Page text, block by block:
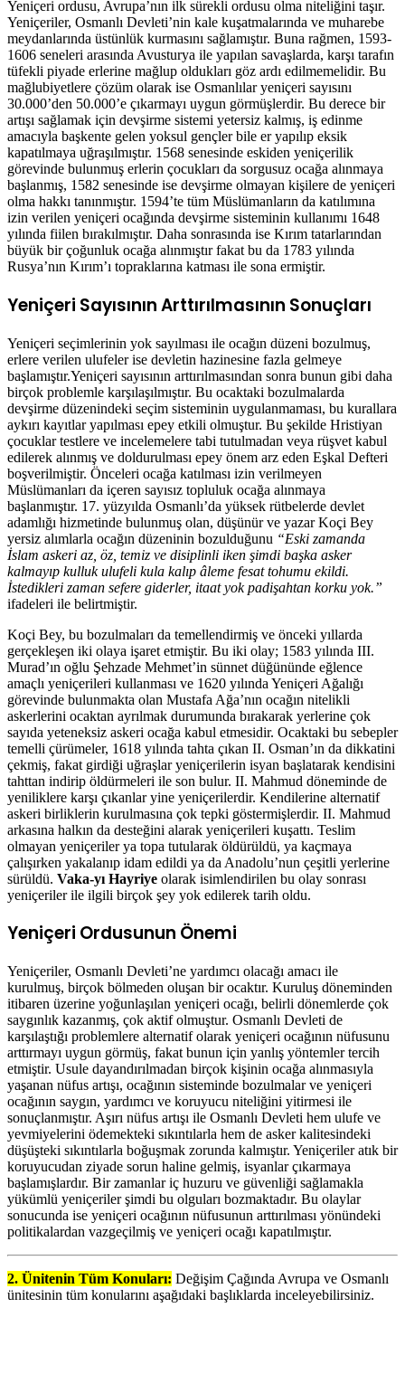
Yeniçeri ordusu, Avrupa’nın ilk sürekli ordusu olma niteliğini taşır.
Yeniçeriler, Osmanlı Devleti’nin kale kuşatmalarında ve muharebe
meydanlarında üstünlük kurmasını sağlamıştır. Buna rağmen, 1593-
1606 seneleri arasında Avusturya ile yapılan savaşlarda, karşı tarafın
tüfekli piyade erlerine mağlup oldukları göz ardı edilmemelidir. Bu
mağlubiyetlere çözüm olarak ise Osmanlılar yeniçeri sayısını
30.000’den 50.000’e çıkarmayı uygun görmüşlerdir. Bu derece bir
artışı sağlamak için devşirme sistemi yetersiz kalmış, iş edinme
amacıyla başkente gelen yoksul gençler bile er yapılıp eksik
kapatılmaya uğraşılmıştır. 1568 senesinde eskiden yeniçerilik
görevinde bulunmuş erlerin çocukları da sorgusuz ocağa alınmaya
başlanmış, 1582 senesinde ise devşirme olmayan kişilere de yeniçeri
olma hakkı tanınmıştır. 1594’te tüm Müslümanların da katılımına
izin verilen yeniçeri ocağında devşirme sisteminin kullanımı 1648
yılında fiilen bırakılmıştır. Daha sonrasında ise Kırım tatarlarından
büyük bir çoğunluk ocağa alınmıştır fakat bu da 1783 yılında
Rusya’nın Kırım’ı topraklarına katması ile sona ermiştir.
Yeniçeri Sayısının Arttırılmasının Sonuçları
Yeniçeri seçimlerinin yok sayılması ile ocağın düzeni bozulmuş,
erlere verilen ulufeler ise devletin hazinesine fazla gelmeye
başlamıştır.Yeniçeri sayısının arttırılmasından sonra bunun gibi daha
birçok problemle karşılaşılmıştır. Bu ocaktaki bozulmalarda
devşirme düzenindeki seçim sisteminin uygulanmaması, bu kurallara
aykırı kayıtlar yapılması epey etkili olmuştur. Bu şekilde Hristiyan
çocuklar testlere ve incelemelere tabi tutulmadan veya rüşvet kabul
edilerek alınmış ve doldurulması epey önem arz eden Eşkal Defteri
boşverilmiştir. Önceleri ocağa katılması izin verilmeyen
Müslümanları da içeren sayısız topluluk ocağa alınmaya
başlanmıştır. 17. yüzyılda Osmanlı’da yüksek rütbelerde devlet
adamlığı hizmetinde bulunmuş olan, düşünür ve yazar Koçi Bey
yersiz alımlarla ocağın düzeninin bozulduğunu “Eski zamanda
İslam askeri az, öz, temiz ve disiplinli iken şimdi başka asker
kalmayıp kulluk ulufeli kula kalıp âleme fesat tohumu ekildi.
İstedikleri zaman sefere giderler, itaat yok padişahtan korku yok.”
ifadeleri ile belirtmiştir.
Koçi Bey, bu bozulmaları da temellendirmiş ve önceki yıllarda
gerçekleşen iki olaya işaret etmiştir. Bu iki olay; 1583 yılında III.
Murad’ın oğlu Şehzade Mehmet’in sünnet düğününde eğlence
amaçlı yeniçerileri kullanması ve 1620 yılında Yeniçeri Ağalığı
görevinde bulunmakta olan Mustafa Ağa’nın ocağın nitelikli
askerlerini ocaktan ayrılmak durumunda bırakarak yerlerine çok
sayıda yeteneksiz askeri ocağa kabul etmesidir. Ocaktaki bu sebepler
temelli çürümeler, 1618 yılında tahta çıkan II. Osman’ın da dikkatini
çekmiş, fakat girdiği uğraşlar yeniçerilerin isyan başlatarak kendisini
tahttan indirip öldürmeleri ile son bulur. II. Mahmud döneminde de
yeniliklere karşı çıkanlar yine yeniçerilerdir. Kendilerine alternatif
askeri birliklerin kurulmasına çok tepki göstermişlerdir. II. Mahmud
arkasına halkın da desteğini alarak yeniçerileri kuşattı. Teslim
olmayan yeniçeriler ya topa tutularak öldürüldü, ya kaçmaya
çalışırken yakalanıp idam edildi ya da Anadolu’nun çeşitli yerlerine
sürüldü. Vaka-yı Hayriye olarak isimlendirilen bu olay sonrası
yeniçeriler ile ilgili birçok şey yok edilerek tarih oldu.
Yeniçeri Ordusunun Önemi
Yeniçeriler, Osmanlı Devleti’ne yardımcı olacağı amacı ile
kurulmuş, birçok bölmeden oluşan bir ocaktır. Kuruluş döneminden
itibaren üzerine yoğunlaşılan yeniçeri ocağı, belirli dönemlerde çok
saygınlık kazanmış, çok aktif olmuştur. Osmanlı Devleti de
karşılaştığı problemlere alternatif olarak yeniçeri ocağının nüfusunu
arttırmayı uygun görmüş, fakat bunun için yanlış yöntemler tercih
etmiştir. Usule dayandırılmadan birçok kişinin ocağa alınmasıyla
yaşanan nüfus artışı, ocağının sisteminde bozulmalar ve yeniçeri
ocağının saygın, yardımcı ve koruyucu niteliğini yitirmesi ile
sonuçlanmıştır. Aşırı nüfus artışı ile Osmanlı Devleti hem ulufe ve
yevmiyelerini ödemekteki sıkıntılarla hem de asker kalitesindeki
düşüşteki sıkıntılarla boğuşmak zorunda kalmıştır. Yeniçeriler atık bir
koruyucudan ziyade sorun haline gelmiş, isyanlar çıkarmaya
başlamışlardır. Bir zamanlar iç huzuru ve güvenliği sağlamakla
yükümlü yeniçeriler şimdi bu olguları bozmaktadır. Bu olaylar
sonucunda ise yeniçeri ocağının nüfusunun arttırılması yönündeki
politikalardan vazgeçilmiş ve yeniçeri ocağı kapatılmıştır.
2. Ünitenin Tüm Konuları: Değişim Çağında Avrupa ve Osmanlı
ünitesinin tüm konularını aşağıdaki başlıklarda inceleyebilirsiniz.